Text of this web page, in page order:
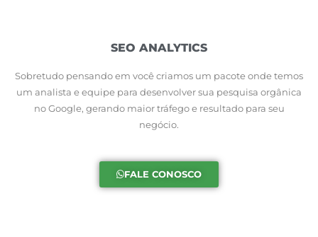
SEO ANALYTICS
Sobretudo pensando em você criamos um pacote onde temos
um analista e equipe para desenvolver sua pesquisa orgânica
no Google, gerando maior tráfego e resultado para seu
negócio.
FALE CONOSCO